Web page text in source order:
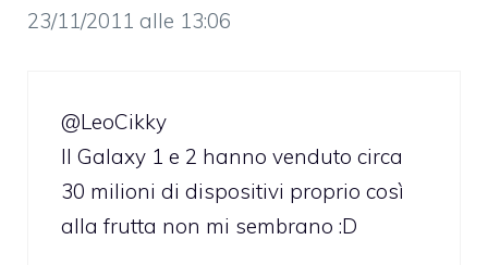
23/11/2011 alle 13:06
@LeoCikky
Il Galaxy 1 e 2 hanno venduto circa
30 milioni di dispositivi proprio così
alla frutta non mi sembrano :D